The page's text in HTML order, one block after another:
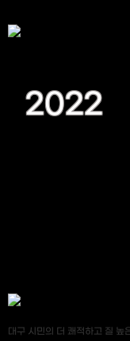
2022
대구 시민의 더 쾌적하고 질 높